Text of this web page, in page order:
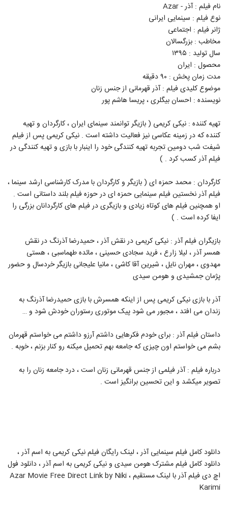
نام فیلم : آذر - Azar
نوع فیلم : سینمایی ایرانی
ژانر فیلم : اجتماعی
مخاطب : بزرگسالان
سال تولید : ۱۳۹۵
محصول : ایران
مدت زمان پخش : ۹۰ دقیقه
موضوع کلیدی فیلم : آذر قهرمانی از جنس زنان
نویسنده : احسان بیگلری ، پریسا هاشم‌ پور
تهیه کننده : نیکی کریمی ( بازیگر توانمند سینمای ایران ، کارگردان و تهیه
کننده که در زمینه عکاسی نیز فعالیت داشته است . نیکی کریمی پس از فیلم
شیفت شب دومین تجربه تهیه کنندگی خود را اینبار با بازی و تهیه کنندگی در
فیلم آذر کسب کرد . )
کارگردان : محمد حمزه ای ( بازیگر و کارگردان با مدرک کارشناسی ارشد سینما ،
فیلم آذر نخستین فیلم سینمایی حمزه ای در حوزه فیلم بلند داستانی است .
او همچنین فیلم های کوتاه زیادی و بازیگری در فیلم های کارگردانان بزرگی را
ایفا کرده است . )
بازیگران فیلم آذر : نیکی کریمی در نقش آذر ، حمیدرضا آذرنگ در نقش
همسر آذر ، لیلا زارع ، فرید سجادی حسینی ، مائده طهماسبی ، هستی
مهدوی ، مهران نایل ، شیرین آقا کاشی ، مانیا علیجانی بازیگر خردسال و حضور
پژمان جمشیدی و هومن سیدی
آذر با بازی نیکی کریمی پس از اینکه همسرش با بازی حمیدرضا آذرنگ به
زندان می افتد ، مجبور می شود پیک موتوری رستوران خودش شود و …
داستان فیلم آذر : برای خودم فکرهایی داشتم آرزو داشتم می خواستم قهرمان
بشم می خواستم اون چیزی که جامعه بهم تحمیل میکنه رو کنار بزنم ، خوبه .
درباره فیلم : آذر فیلمی از جنس قهرمانی زنان است ، درد جامعه زنان را به
تصویر میکشد و این تحسین برانگیز است .
دانلود کامل فیلم سینمایی آذر ، لینک رایگان فیلم نیکی کریمی به اسم آذر ،
دانلود کامل فیلم مشترک هومن سیدی و نیکی کریمی به اسم آذر ، دانلود فول
اچ دی فیلم آذر با لینک مستقیم ، Azar Movie Free Direct Link by Niki
Karimi